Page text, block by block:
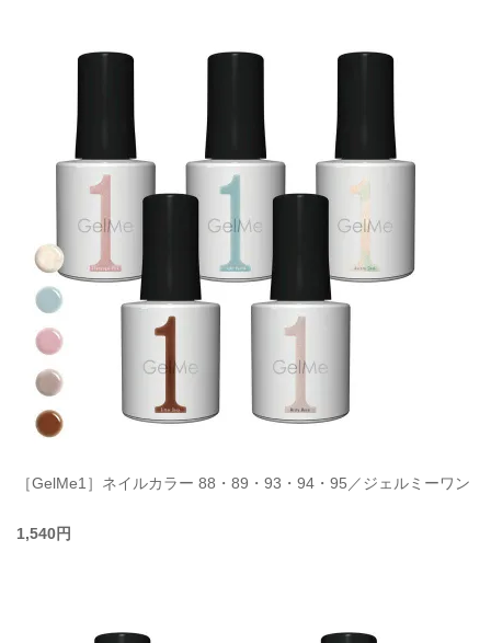
［GelMe1］ネイルカラー 88・89・93・94・95／ジェルミーワン
1,540円